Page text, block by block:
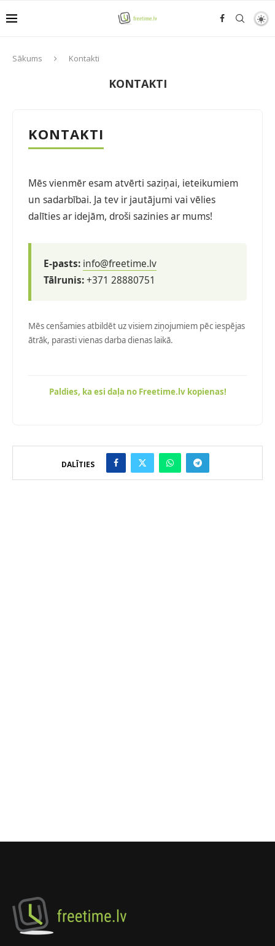
Sākums Kontakti
KONTAKTI
KONTAKTI
Mēs vienmēr esam atvērti saziņai, ieteikumiem
un sadarbībai. Ja tev ir jautājumi vai vēlies
dalīties ar idejām, droši sazinies ar mums!
E-pasts: info@freetime.lv
Tālrunis:+371 28880751
Mēs cenšamies atbildēt uz visiem ziņojumiem pēc iespējas
ātrāk, parasti vienas darba dienas laikā.
Paldies, ka esi daļa no Freetime.lv kopienas!
DALĪTIES